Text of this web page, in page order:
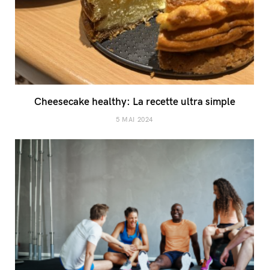
Cheesecake healthy: La recette ultra simple
5 MAI 2024